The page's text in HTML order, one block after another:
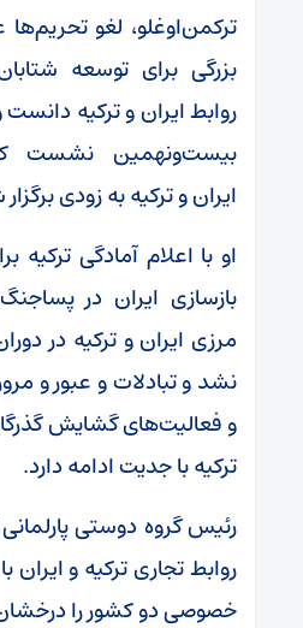
ترکمن‌اوغلو، لغو
بزرگی برای توسعه
روابط ایران و ترکیه دانست
بیست‌ونهمین نشست
ایران و ترکیه به زودی
او با اعلام آمادگی
بازسازی ایران در
مرزی ایران و ترکیه در
نشد و تبادلات و عبور و
و فعالیت‌های گشایش
ترکیه با جدیت ادامه دارد.
رئیس گروه دوستی پارلمانی
روابط تجاری ترکیه و
خصوصی دو کشور را